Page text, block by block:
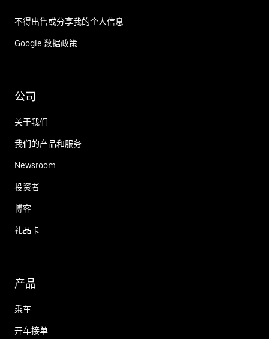
不得出售或分享我的个人信息
Google 数据政策
公司
关于我们
我们的产品和服务
Newsroom
投资者
博客
礼品卡
产品
乘车
开车接单